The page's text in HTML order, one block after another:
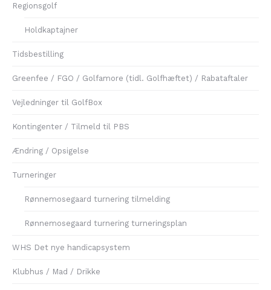
Regionsgolf
Holdkaptajner
Tidsbestilling
Greenfee / FGO / Golfamore (tidl. Golfhæftet) / Rabataftaler
Vejledninger til GolfBox
Kontingenter / Tilmeld til PBS
Ændring / Opsigelse
Turneringer
Rønnemosegaard turnering tilmelding
Rønnemosegaard turnering turneringsplan
WHS Det nye handicapsystem
Klubhus / Mad / Drikke